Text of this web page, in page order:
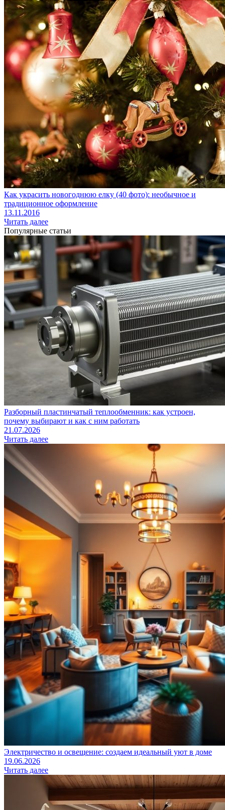
Как украсить новогоднюю елку (40 фото): необычное и
традиционное оформление
13.11.2016
Читать далее
Популярные статьи
Разборный пластинчатый теплообменник: как устроен,
почему выбирают и как с ним работать
21.07.2026
Читать далее
Электричество и освещение: создаем идеальный уют в доме
19.06.2026
Читать далее